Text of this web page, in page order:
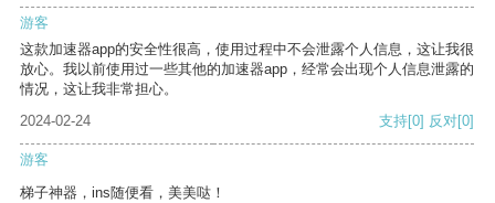
游客
这款加速器app的安全性很高，使用过程中不会泄露个人信息，这让我很
放心。我以前使用过一些其他的加速器app，经常会出现个人信息泄露的
情况，这让我非常担心。
2024-02-24
支持[0] 反对[0]
游客
梯子神器，ins随便看，美美哒！